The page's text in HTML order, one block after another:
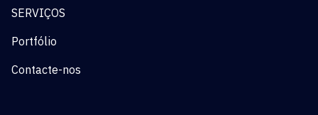
SERVIÇOS
Portfólio
Contacte-nos